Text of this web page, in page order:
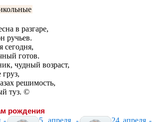
в разгаре,
ручьев.
готов.
чудный возраст,
решимость,
туз. ©
рождения
-
5 апреля -
24 апреля -